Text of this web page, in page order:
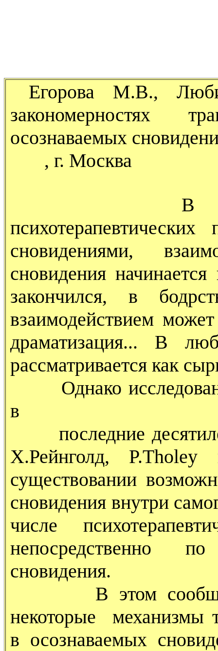
Егорова М.В.,
закономерностях
осознаваемых
, г. Москва
В
сновидениями,
сновидения
закончился, в
взаимодействием
драматизация... В
рассматривается как
Однако
в
последние
Х.Рейнголд,
существовании
сновидения внутри
числе
непосредственно
сновидения.
В этом
некоторые механизмы
в осознаваемых